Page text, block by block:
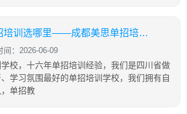
2027年四川单招培训选哪里——成都美思单招培训学校
间：2026-06-09
校，十六年单招培训经验，我们是四川省做
学习氛围最好的单招培训学校，我们拥有自
单招教